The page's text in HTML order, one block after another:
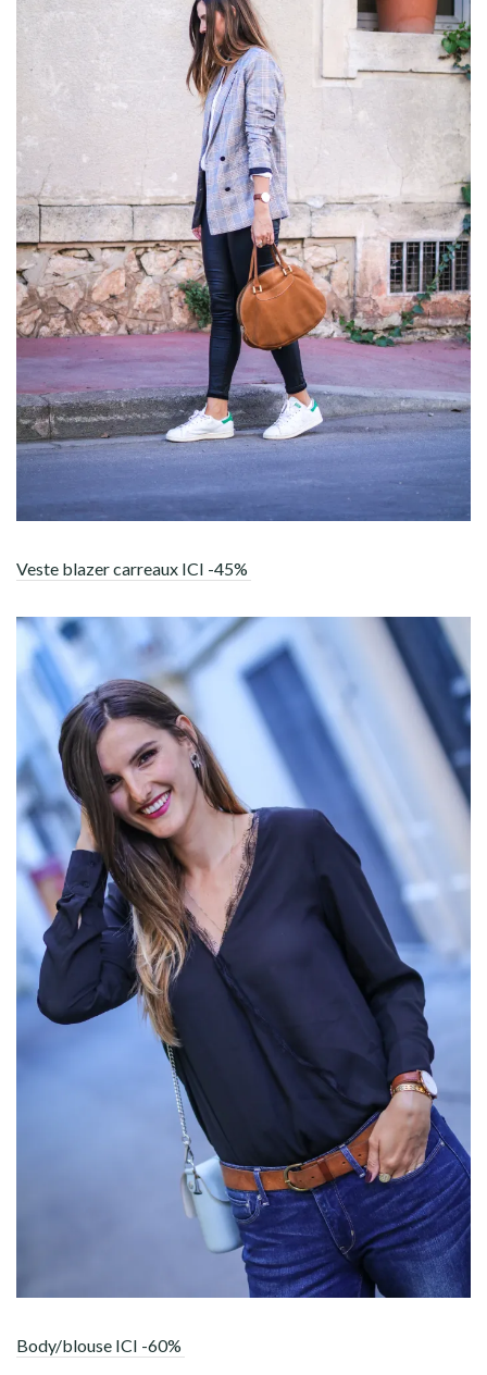
Veste blazer carreaux ICI -45%
Body/blouse ICI -60%